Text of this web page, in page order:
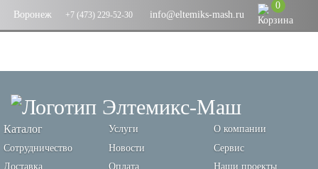
Воронеж +7 (473) 229-52-30 info@eltemiks-mash.ru
0
Каталог Услуги
О компании
Сотрудничество
Новости
Сервис
Доставка
Оплата
Наши проекты